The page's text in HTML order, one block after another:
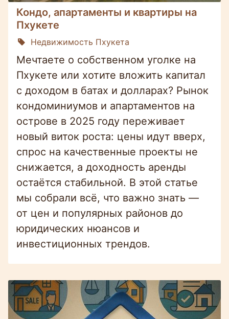
Кондо, апартаменты и квартиры на
Пхукете
Недвижимость Пхукета
Мечтаете о собственном уголке на
Пхукете или хотите вложить капитал
с доходом в батах и долларах? Рынок
кондоминиумов и апартаментов на
острове в 2025 году переживает
новый виток роста: цены идут вверх,
спрос на качественные проекты не
снижается, а доходность аренды
остаётся стабильной. В этой статье
мы собрали всё, что важно знать —
от цен и популярных районов до
юридических нюансов и
инвестиционных трендов.